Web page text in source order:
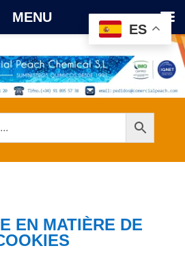
EN MATIÈRE DE
ES
MENU